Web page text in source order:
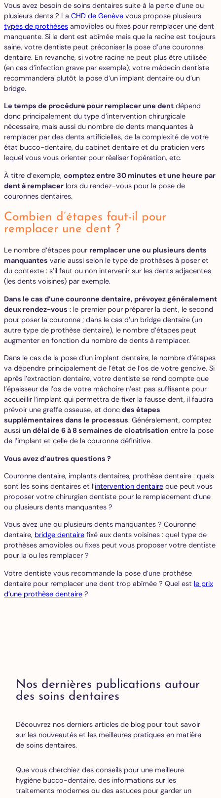
Vous avez besoin de soins dentaires suite à la perte d’une ou
plusieurs dents ? La CHD de Genève vous propose plusieurs
types de prothèses amovibles ou fixes pour remplacer une dent
manquante. Si la dent est abîmée mais que la racine est toujours
saine, votre dentiste peut préconiser la pose d’une couronne
dentaire. En revanche, si votre racine ne peut plus être utilisée
(en cas d’infection grave par exemple), votre médecin dentiste
recommandera plutôt la pose d’un implant dentaire ou d’un
bridge.
Le temps de procédure pour remplacer une dent dépend
donc principalement du type d’intervention chirurgicale
nécessaire, mais aussi du nombre de dents manquantes à
remplacer par des dents artificielles, de la complexité de votre
état bucco-dentaire, du cabinet dentaire et du praticien vers
lequel vous vous orienter pour réaliser l’opération, etc.
À titre d’exemple, comptez entre 30 minutes et une heure par
dent à remplacer lors du rendez-vous pour la pose de
couronnes dentaires.
Combien d’étapes faut-il pour
remplacer une dent ?
Le nombre d’étapes pour remplacer une ou plusieurs dents
manquantes varie aussi selon le type de prothèses à poser et
du contexte : s’il faut ou non intervenir sur les dents adjacentes
(les dents voisines) par exemple.
Dans le cas d’une couronne dentaire, prévoyez généralement
deux rendez-vous : le premier pour préparer la dent, le second
pour poser la couronne ; dans le cas d’un bridge dentaire (un
autre type de prothèse dentaire), le nombre d’étapes peut
augmenter en fonction du nombre de dents à remplacer.
Dans le cas de la pose d’un implant dentaire, le nombre d’étapes
va dépendre principalement de l’état de l’os de votre gencive. Si
après l’extraction dentaire, votre dentiste se rend compte que
l’épaisseur de l’os de votre mâchoire n’est pas suffisante pour
accueillir l’implant qui permettra de fixer la fausse dent, il faudra
prévoir une greffe osseuse, et donc des étapes
supplémentaires dans le processus. Généralement, comptez
aussi un délai de 6 à 8 semaines de cicatrisation entre la pose
de l’implant et celle de la couronne définitive.
Vous avez d’autres questions ?
Couronne dentaire, implants dentaires, prothèse dentaire : quels
sont les soins dentaires et l’intervention dentaire que peut vous
proposer votre chirurgien dentiste pour le remplacement d’une
ou plusieurs dents manquantes ?
Vous avez une ou plusieurs dents manquantes ? Couronne
dentaire, bridge dentaire fixé aux dents voisines : quel type de
prothèses amovibles ou fixes peut vous proposer votre dentiste
pour la ou les remplacer ?
Votre dentiste vous recommande la pose d’une prothèse
dentaire pour remplacer une dent trop abîmée ? Quel est le prix
d’une prothèse dentaire ?
Nos dernières publications autour
des soins dentaires
Découvrez nos derniers articles de blog pour tout savoir
sur les nouveautés et les meilleures pratiques en matière
de soins dentaires.
Que vous cherchiez des conseils pour une meilleure
hygiène bucco-dentaire, des informations sur les
traitements modernes ou des astuces pour garder un